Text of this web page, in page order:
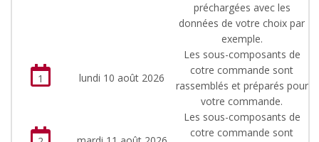
préchargées avec les
données de votre choix par
exemple.
1 lundi 10 août 2026
Les sous-composants de
cotre commande sont
rassemblés et préparés pour
votre commande.
Les sous-composants de
cotre commande sont